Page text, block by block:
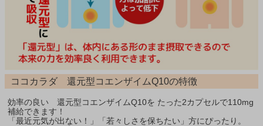
ココカラダ 還元型コエンザイムQ10の特徴
効率の良い 還元型コエンザイムQ10を たった2カプセルで110mg
補給できます！
「最近元気が出ない！」「若々しさを保ちたい」方にぴったり。